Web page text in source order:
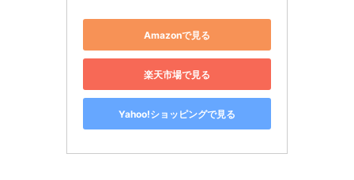
Amazonで見る
楽天市場で見る
Yahoo!ショッピングで見る